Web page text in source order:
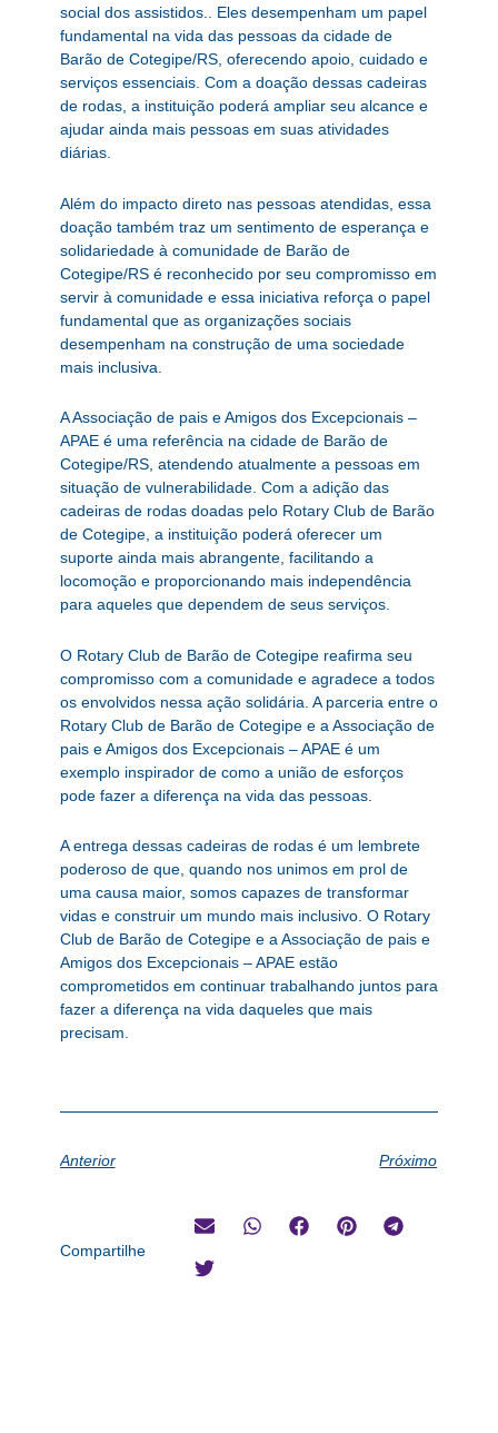
social dos assistidos.. Eles desempenham um papel
fundamental na vida das pessoas da cidade de
Barão de Cotegipe/RS, oferecendo apoio, cuidado e
serviços essenciais. Com a doação dessas cadeiras
de rodas, a instituição poderá ampliar seu alcance e
ajudar ainda mais pessoas em suas atividades
diárias.
Além do impacto direto nas pessoas atendidas, essa
doação também traz um sentimento de esperança e
solidariedade à comunidade de Barão de
Cotegipe/RS é reconhecido por seu compromisso em
servir à comunidade e essa iniciativa reforça o papel
fundamental que as organizações sociais
desempenham na construção de uma sociedade
mais inclusiva.
A Associação de pais e Amigos dos Excepcionais –
APAE é uma referência na cidade de Barão de
Cotegipe/RS, atendendo atualmente a pessoas em
situação de vulnerabilidade. Com a adição das
cadeiras de rodas doadas pelo Rotary Club de Barão
de Cotegipe, a instituição poderá oferecer um
suporte ainda mais abrangente, facilitando a
locomoção e proporcionando mais independência
para aqueles que dependem de seus serviços.
O Rotary Club de Barão de Cotegipe reafirma seu
compromisso com a comunidade e agradece a todos
os envolvidos nessa ação solidária. A parceria entre o
Rotary Club de Barão de Cotegipe e a Associação de
pais e Amigos dos Excepcionais – APAE é um
exemplo inspirador de como a união de esforços
pode fazer a diferença na vida das pessoas.
A entrega dessas cadeiras de rodas é um lembrete
poderoso de que, quando nos unimos em prol de
uma causa maior, somos capazes de transformar
vidas e construir um mundo mais inclusivo. O Rotary
Club de Barão de Cotegipe e a Associação de pais e
Amigos dos Excepcionais – APAE estão
comprometidos em continuar trabalhando juntos para
fazer a diferença na vida daqueles que mais
precisam.
Anterior Próximo
Compartilhe